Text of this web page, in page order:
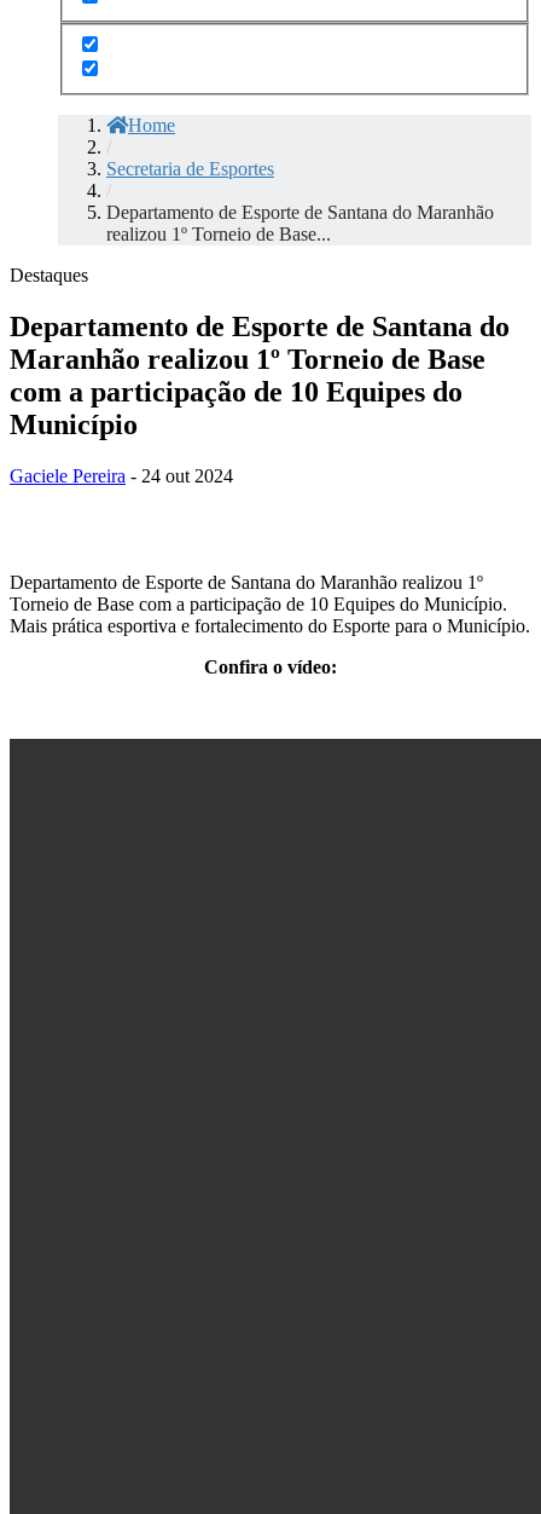
Home
/
Secretaria de Esportes
/
Departamento de Esporte de Santana do Maranhão
realizou 1º Torneio de Base...
Destaques
Departamento de Esporte de Santana do
Maranhão realizou 1º Torneio de Base
com a participação de 10 Equipes do
Município
Gaciele Pereira - 24 out 2024
Departamento de Esporte de Santana do Maranhão realizou 1º
Torneio de Base com a participação de 10 Equipes do Município.
Mais prática esportiva e fortalecimento do Esporte para o Município.
Confira o vídeo: